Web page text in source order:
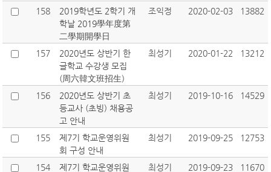
158
2019학년도 2학기 개
학날 2019學年度第
二學期開學日
조익정 2020-02-03 13882
157
2020년도 상반기 한
글학교 수강생 모집
(周六韓文班招生)
최성기 2020-01-22 13212
156
2020년도 상반기 초
등교사 (초빙) 채용공
고 안내
최성기 2019-10-16 14529
155
제7기 학교운영위원
회 구성 안내
최성기 2019-09-25 12753
154 제7기 학교운영위원 최성기 2019-09-23 11670